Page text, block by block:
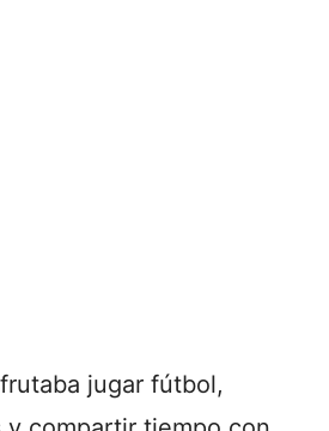
jugar fútbol,